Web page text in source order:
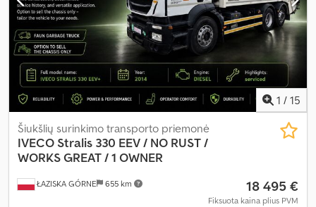
žibintai, retarderis, sėdynės šildytuvas, trauki kontrolė, vairo
stiprintuvas,
1 / 15
ŁAZISKA GÓRNE 655 km
Šiukšlių surinkimo transporto priemonė
IVECO Stralis 330 EEV / NO RUST /
WORKS GREAT / 1 OWNER
18 495 €
Fiksuota kaina plius PVM